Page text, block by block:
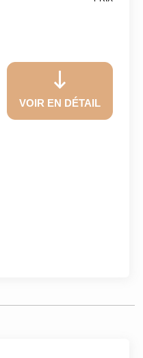
VOIR EN DÉTAIL